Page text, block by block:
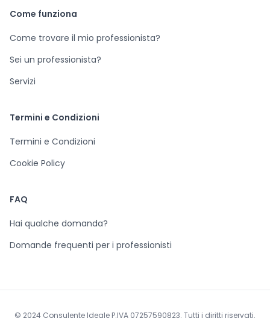
Come funziona
Come trovare il mio professionista?
Sei un professionista?
Servizi
Termini e Condizioni
Termini e Condizioni
Cookie Policy
FAQ
Hai qualche domanda?
Domande frequenti per i professionisti
© 2024 Consulente Ideale P.IVA 07257590823. Tutti i diritti riservati.